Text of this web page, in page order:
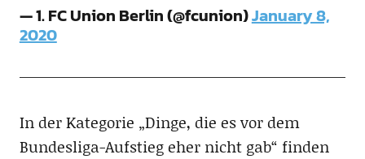
— 1. FC Union Berlin (@fcunion)January 8,
2020
In der Kategorie „Dinge, die es vor dem
Bundesliga-Aufstieg eher nicht gab“ finden